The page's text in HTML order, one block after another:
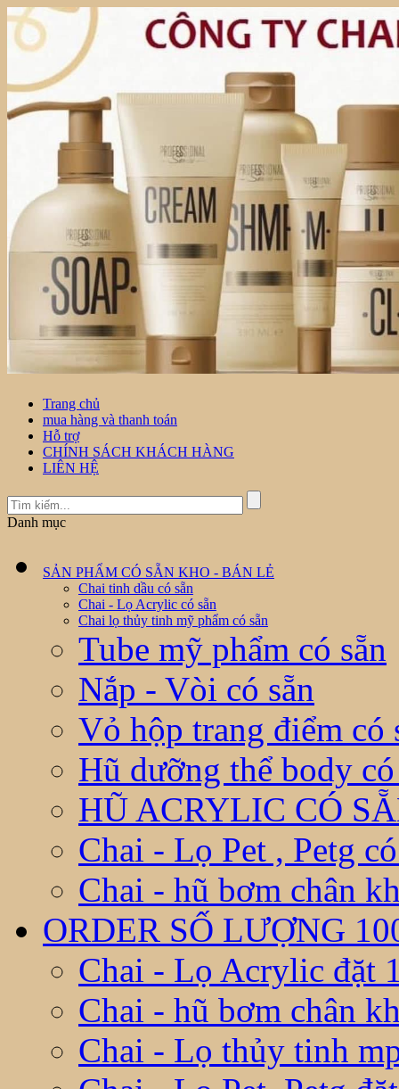
Trang chủ
mua hàng và thanh toán
Hỗ trợ
CHÍNH SÁCH KHÁCH HÀNG
LIÊN HỆ
Danh mục
SẢN PHẨM CÓ SẴN KHO - BÁN LẺ
Chai tinh dầu có sẵn
Chai - Lọ Acrylic có sẵn
Chai lọ thủy tinh mỹ phẩm có sẵn
Tube mỹ phẩm có sẵn
Nắp - Vòi có sẵn
Vỏ hộp trang điểm có
Hũ dưỡng thể body có
HŨ ACRYLIC CÓ
Chai - Lọ Pet , Petg
Chai - hũ bơm chân
ORDER SỐ LƯỢNG
Chai - Lọ Acrylic đặt
Chai - hũ bơm chân
Chai - Lọ thủy tinh